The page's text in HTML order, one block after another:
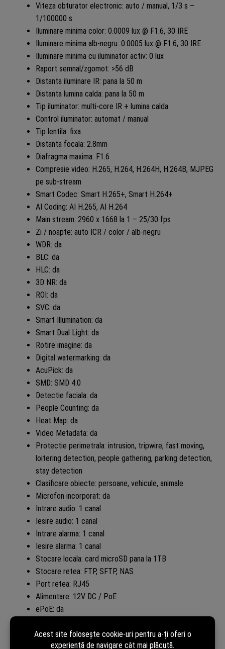
Viteza obturator electronic: auto / manual, 1/3 s –
1/100000 s
Iluminare minima color: 0.0009 lux @ F1.6, 30 IRE
Iluminare minima alb-negru: 0.0005 lux @ F1.6, 30 IRE
Iluminare minima cu iluminator activ: 0 lux
Raport semnal/zgomot: >56 dB
Distanta iluminare IR: pana la 50 m
Distanta lumina calda: pana la 50 m
Tip iluminator: multi-core IR + lumina calda
Control iluminator: automat / manual
Tip lentila: fixa
Distanta focala: 2.8mm
Diafragma maxima: F1.6
Compresie video: H.265, H.264, H.264H, H.264B, MJPEG
pe sub-stream
Smart Codec: Smart H.265+, Smart H.264+
AI Coding: AI H.265, AI H.264
Main stream: 2960 x 1668 la 1 – 25/30 fps
Zi / noapte: auto ICR / color / alb-negru
WDR: da
BLC: da
HLC: da
3D NR: da
ROI: da
SVC: da
Smart Illumination: da
Smart Dual Light: da
Rotire imagine: da
Digital watermarking: da
AcuPick: da
SMD: SMD 4.0
Detectie faciala: da
People Counting: da
Heat Map: da
Video Metadata: da
Protectie perimetrala: intrusion, tripwire, fast moving,
loitering detection, people gathering, parking detection,
stay detection
Clasificare obiecte: persoane, vehicule, animale
Microfon incorporat: da
Intrare audio: 1 canal
Iesire audio: 1 canal
Intrare alarma: 1 canal
Iesire alarma: 1 canal
Stocare locala: card microSD pana la 1TB
Stocare retea: FTP, SFTP, NAS
Port retea: RJ45
Alimentare: 12V DC / PoE
ePoE: da
Temperatura de functionare: -40C pana la +60C
Utilizare: interior / exterior